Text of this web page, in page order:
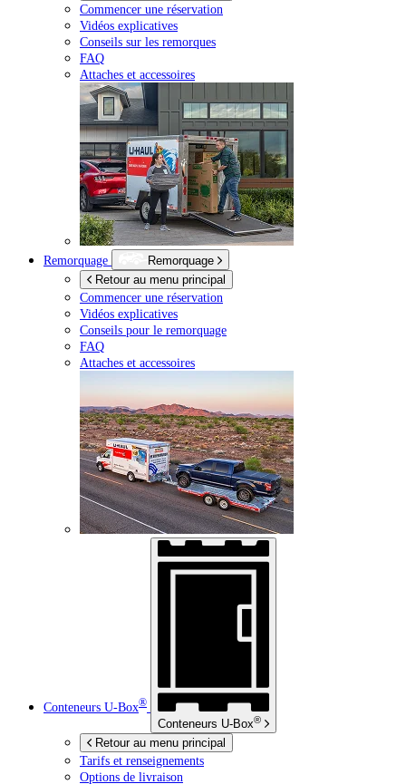
Commencer une réservation
Vidéos explicatives
Conseils sur les remorques
FAQ
Attaches et accessoires
Remorquage
Remorquage
Retour au menu principal
Commencer une réservation
Vidéos explicatives
Conseils pour le remorquage
FAQ
Attaches et accessoires
Conteneurs U-Box®
Conteneurs U-Box®
Retour au menu principal
Tarifs et renseignements
Options de livraison